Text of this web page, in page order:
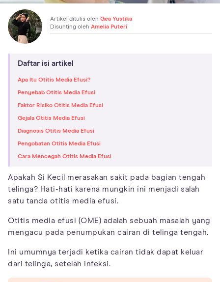
Artikel ditulis oleh Gea Yustika
Disunting oleh Amelia Puteri
Daftar isi artikel
Apa Itu Otitis Media Efusi?
Penyebab Otitis Media Efusi
Faktor Risiko Otitis Media Efusi
Gejala Otitis Media Efusi
Diagnosis Otitis Media Efusi
Pengobatan Otitis Media Efusi
Cara Mencegah Otitis Media Efusi
Apakah Si Kecil merasakan sakit pada bagian tengah
telinga? Hati-hati karena mungkin ini menjadi salah
satu tanda otitis media efusi.
Otitis media efusi (OME) adalah sebuah masalah yang
mengacu pada penumpukan cairan di telinga tengah.
Ini umumnya terjadi ketika cairan tidak dapat keluar
dari telinga, setelah infeksi.